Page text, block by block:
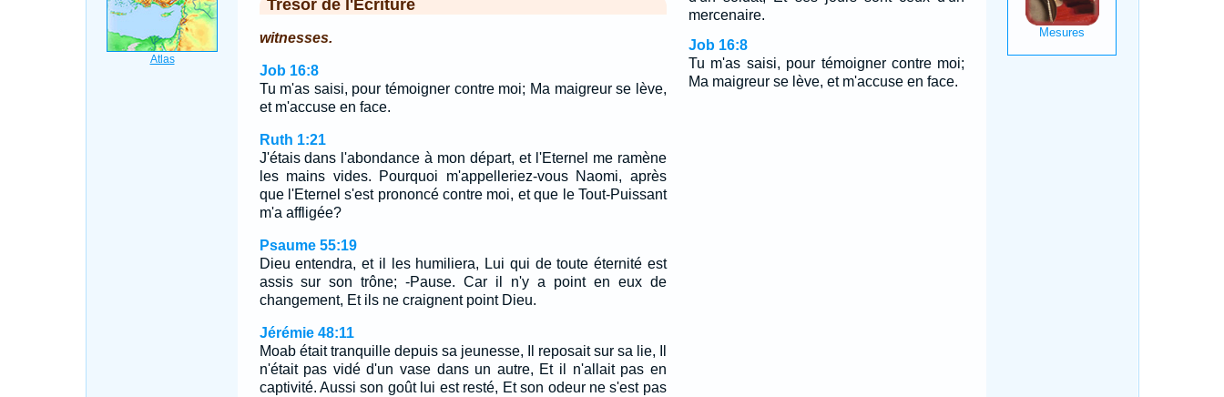
Trésor de l'Écriture
witnesses.
Job 16:8
Tu m'as saisi, pour témoigner contre moi; Ma maigreur se lève,
et m'accuse en face.
Ruth 1:21
J'étais dans l'abondance à mon départ, et l'Eternel me ramène
les mains vides. Pourquoi m'appelleriez-vous Naomi, après
que l'Eternel s'est prononcé contre moi, et que le Tout-Puissant
m'a affligée?
Psaume 55:19
Dieu entendra, et il les humiliera, Lui qui de toute éternité est
assis sur son trône; -Pause. Car il n'y a point en eux de
changement, Et ils ne craignent point Dieu.
Jérémie 48:11
Moab était tranquille depuis sa jeunesse, Il reposait sur sa lie, Il
n'était pas vidé d'un vase dans un autre, Et il n'allait pas en
captivité. Aussi son goût lui est resté, Et son odeur ne s'est pas
mercenaire.
Job 16:8
Tu m'as saisi, pour témoigner contre moi;
Ma maigreur se lève, et m'accuse en face.